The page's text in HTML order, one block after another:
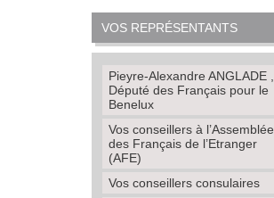
VOS REPRÉSENTANTS
Pieyre-Alexandre ANGLADE ,
Député des Français pour le
Benelux
Vos conseillers à l’Assemblée
des Français de l’Etranger
(AFE)
Vos conseillers consulaires